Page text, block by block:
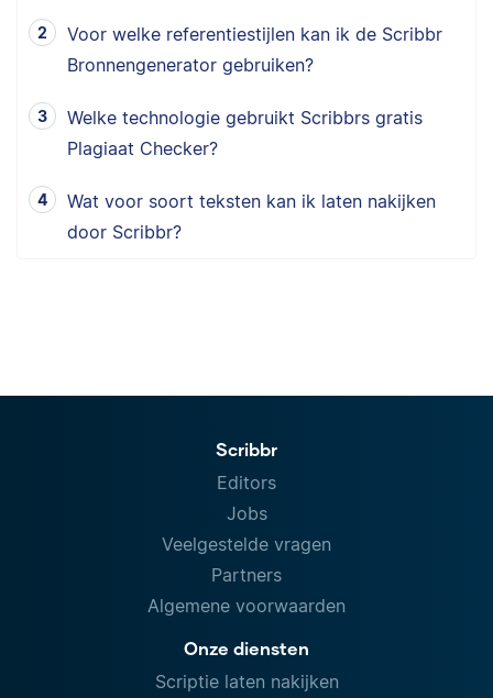
Voor welke referentiestijlen kan ik de Scribbr
Bronnengenerator gebruiken?
Welke technologie gebruikt Scribbrs gratis
Plagiaat Checker?
Wat voor soort teksten kan ik laten nakijken
door Scribbr?
Scribbr
Editors
Jobs
Veelgestelde vragen
Partners
Algemene voorwaarden
Onze diensten
Scriptie laten nakijken